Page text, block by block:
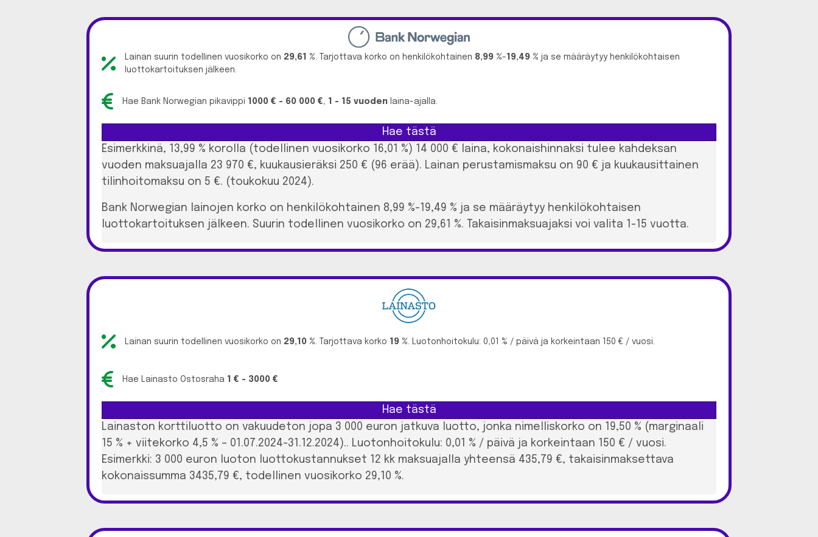
Lainan suurin todellinen vuosikorko on 29,61 %. Tarjottava korko on henkilökohtainen 8,99 %-19,49 % ja se määräytyy henkilökohtaisen
luottokartoituksen jälkeen.
Hae Bank Norwegian pikavippi 1000 € - 60 000 €, 1 - 15 vuoden laina-ajalla.
Hae tästä
Esimerkkinä, 13,99 % korolla (todellinen vuosikorko 16,01 %) 14 000 € laina, kokonaishinnaksi tulee kahdeksan
vuoden maksuajalla 23 970 €, kuukausieräksi 250 € (96 erää). Lainan perustamismaksu on 90 € ja kuukausittainen
tilinhoitomaksu on 5 €. (toukokuu 2024).
Bank Norwegian lainojen korko on henkilökohtainen 8,99 %-19,49 % ja se määräytyy henkilökohtaisen
luottokartoituksen jälkeen. Suurin todellinen vuosikorko on 29,61 %. Takaisinmaksuajaksi voi valita 1-15 vuotta.
Lainan suurin todellinen vuosikorko on 29,10 %. Tarjottava korko 19 %. Luotonhoitokulu: 0,01 % / päivä ja korkeintaan 150 € / vuosi.
Hae Lainasto Ostosraha 1 € - 3000 €
Hae tästä
Lainaston korttiluotto on vakuudeton jopa 3 000 euron jatkuva luotto, jonka nimelliskorko on 19,50 % (marginaali
15 % + viitekorko 4,5 % – 01.07.2024-31.12.2024).. Luotonhoitokulu: 0,01 % / päivä ja korkeintaan 150 € / vuosi.
Esimerkki: 3 000 euron luoton luottokustannukset 12 kk maksuajalla yhteensä 435,79 €, takaisinmaksettava
kokonaissumma 3435,79 €, todellinen vuosikorko 29,10 %.